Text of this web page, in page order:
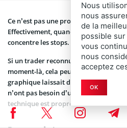
Ce n’est pas une prophétie de krach,
Effectivement, quand un niveau est
concentre les stops.
Si un trader reconnu dit
moment-là, cela peut suffire à
graphique laissait déjà entrevoir. Par
n’ont pas besoin d’un narratif macro
technique est propre.
Nous
nous
de la
possible
vous
nous
acceptez
OK